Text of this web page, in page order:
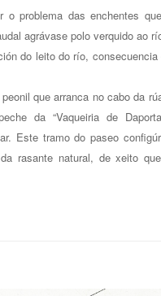
o problema das enchentes
agrávase polo verquido ao
do leito do río, consecuencia
que arranca no cabo da
da “Vaqueiria de
Este tramo do paseo
rasante natural, de xeito